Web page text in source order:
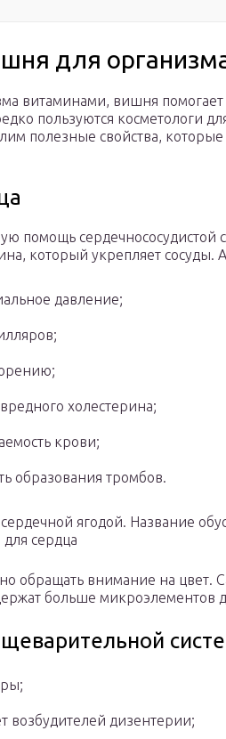
для
витаминами, вишня помогает
пользуются косметологи
полезные свойства,
помощь сердечнососудистой
который укрепляет сосуды.
давление;
холестерина;
крови;
образования тромбов.
ягодой. Название
сердца
обращать внимание на цвет.
больше микроэлементов
возбудителей дизентерии;